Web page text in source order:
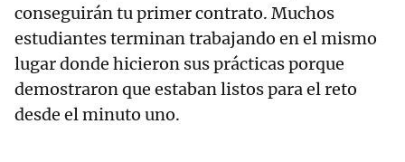
conseguirán tu primer contrato. Muchos
estudiantes terminan trabajando en el mismo
lugar donde hicieron sus prácticas porque
demostraron que estaban listos para el reto
desde el minuto uno.